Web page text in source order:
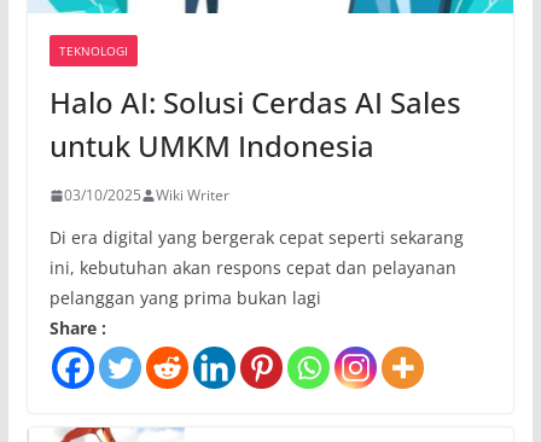
TEKNOLOGI
Halo AI: Solusi Cerdas AI Sales
untuk UMKM Indonesia
03/10/2025 Wiki Writer
Di era digital yang bergerak cepat seperti sekarang
ini, kebutuhan akan respons cepat dan pelayanan
pelanggan yang prima bukan lagi
Share :